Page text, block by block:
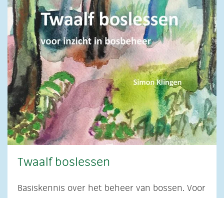
Twaalf boslessen
Basiskennis over het beheer van bossen. Voor